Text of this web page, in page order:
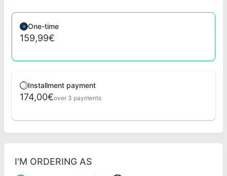
One-time
159,99€
Installment payment
174,00€over 3 payments
I'M ORDERING AS